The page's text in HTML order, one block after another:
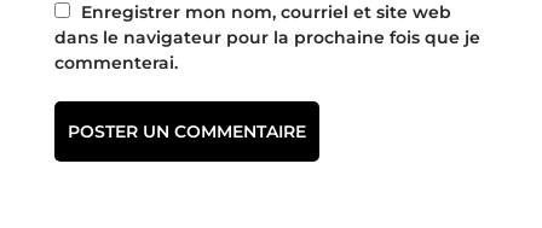
Enregistrer mon nom, courriel et site web
dans le navigateur pour la prochaine fois que je
commenterai.